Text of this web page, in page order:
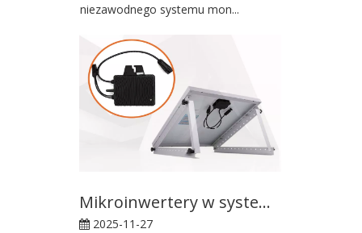
niezawodnego systemu mon...
Mikroinwertery w systemach montażu fotowoltaicznego
2025-11-27